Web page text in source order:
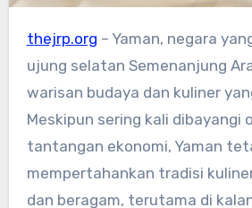
thejrp.org – Yaman, negara
ujung selatan Semenanjung
warisan budaya dan kuliner
Meskipun sering kali dibayangi
tantangan ekonomi, Yaman
mempertahankan tradisi
dan beragam, terutama di